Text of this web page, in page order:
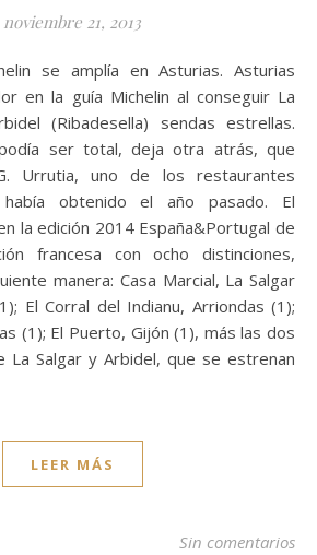
noviembre 21, 2013
en la guía Michelin al conseguir La
(Ribadesella) sendas estrellas.
ser total, deja otra atrás, que
Urrutia, uno de los restaurantes
obtenido el año pasado. El
la edición 2014 España&Portugal de
francesa con ocho distinciones,
manera: Casa Marcial, La Salgar
El Corral del Indianu, Arriondas (1);
(1); El Puerto, Gijón (1), más las dos
La Salgar y Arbidel, que se estrenan
LEER MÁS
Sin comentarios